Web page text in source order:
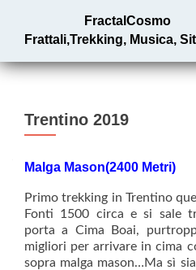
FractalCosmo
Frattali,Trekking, Musica,
Trentino 2019
Malga Mason(2400 Metri)
Primo trekking in Trentino
Fonti 1500 circa e si sale
porta a Cima Boai,
migliori per arrivare in cima
sopra malga mason…Ma sì